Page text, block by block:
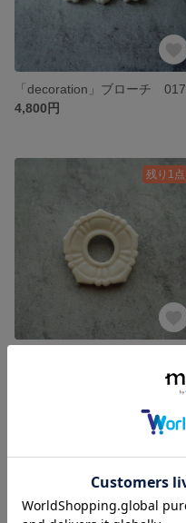
「decoration」ブローチ 017
4,800円
残り1点